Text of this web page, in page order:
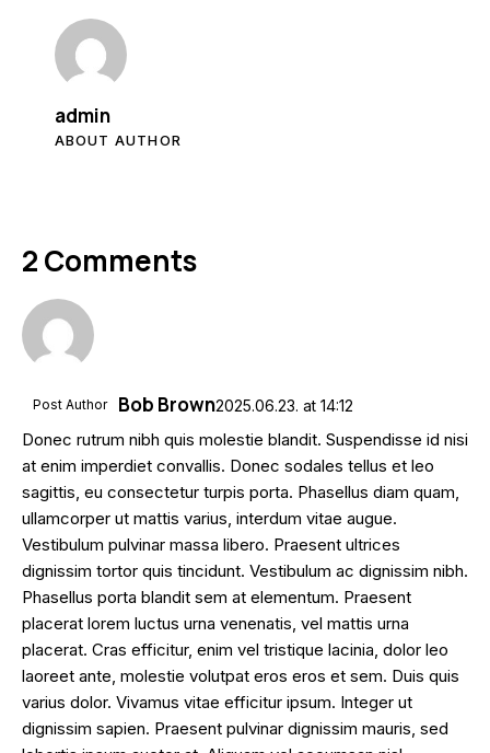
admin
ABOUT AUTHOR
2 Comments
Post Author Bob Brown2025.06.23. at 14:12
Donec rutrum nibh quis molestie blandit. Suspendisse id nisi
at enim imperdiet convallis. Donec sodales tellus et leo
sagittis, eu consectetur turpis porta. Phasellus diam quam,
ullamcorper ut mattis varius, interdum vitae augue.
Vestibulum pulvinar massa libero. Praesent ultrices
dignissim tortor quis tincidunt. Vestibulum ac dignissim nibh.
Phasellus porta blandit sem at elementum. Praesent
placerat lorem luctus urna venenatis, vel mattis urna
placerat. Cras efficitur, enim vel tristique lacinia, dolor leo
laoreet ante, molestie volutpat eros eros et sem. Duis quis
varius dolor. Vivamus vitae efficitur ipsum. Integer ut
dignissim sapien. Praesent pulvinar dignissim mauris, sed